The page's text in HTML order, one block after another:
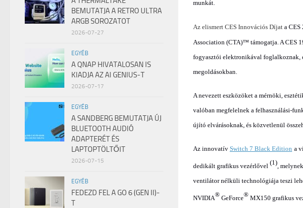
munkát.
Az elismert CES Innovációs Díjat a CES
Association (CTA)™ támogatja. A CES
fogyasztói elektronikával foglalkoznak,
megoldásokban.
A nevezett eszközöket a mérnöki,
valóban megfelelnek a felhasználási-
újító elvárásoknak, és közvetlenül
Az innovatív Switch 7 Black Edition a
dedikált grafikus vezérlővel (1),
ventilátor nélküli technológiája teszi
NVIDIA® GeForce® MX150 grafikus
BEMUTATJA A RETRO ULTRA
ARGB SOROZATOT
2026-07-27
EGYÉB
A QNAP HIVATALOSAN IS
KIADJA AZ AI GENIUS-T
2026-07-17
EGYÉB
A SANDBERG BEMUTATJA ÚJ
BLUETOOTH AUDIÓ
ADAPTERÉT ÉS
LAPTOPTÖLTŐIT
2026-07-15
EGYÉB
FEDEZD FEL A GO 6 (GEN II)-
T